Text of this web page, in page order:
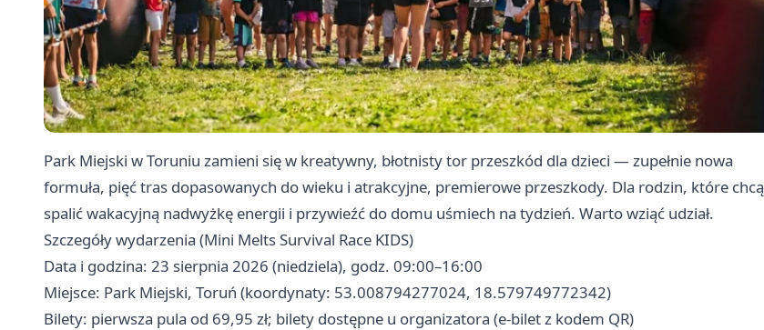
Park Miejski w Toruniu zamieni się w kreatywny, błotnisty tor przeszkód dla dzieci — zupełnie nowa
formuła, pięć tras dopasowanych do wieku i atrakcyjne, premierowe przeszkody. Dla rodzin, które chcą
spalić wakacyjną nadwyżkę energii i przywieźć do domu uśmiech na tydzień. Warto wziąć udział. ‍
Szczegóły wydarzenia (Mini Melts Survival Race KIDS)
Data i godzina: 23 sierpnia 2026 (niedziela), godz. 09:00–16:00
Miejsce: Park Miejski, Toruń (koordynaty: 53.008794277024, 18.579749772342)
Bilety: pierwsza pula od 69,95 zł; bilety dostępne u organizatora (e-bilet z kodem QR)